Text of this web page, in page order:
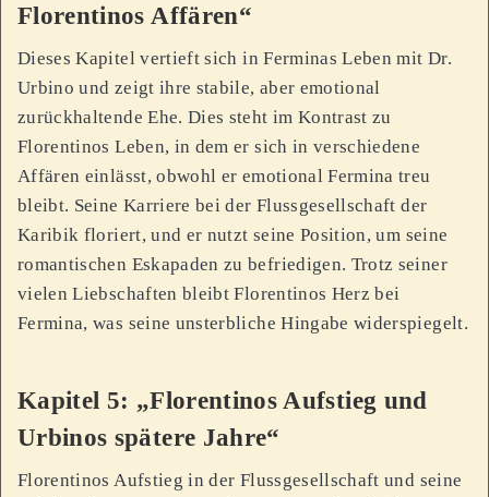
Florentinos Affären“
Dieses Kapitel vertieft sich in Ferminas Leben mit Dr.
Urbino und zeigt ihre stabile, aber emotional
zurückhaltende Ehe. Dies steht im Kontrast zu
Florentinos Leben, in dem er sich in verschiedene
Affären einlässt, obwohl er emotional Fermina treu
bleibt. Seine Karriere bei der Flussgesellschaft der
Karibik floriert, und er nutzt seine Position, um seine
romantischen Eskapaden zu befriedigen. Trotz seiner
vielen Liebschaften bleibt Florentinos Herz bei
Fermina, was seine unsterbliche Hingabe widerspiegelt.
Kapitel 5: „Florentinos Aufstieg und
Urbinos spätere Jahre“
Florentinos Aufstieg in der Flussgesellschaft und seine